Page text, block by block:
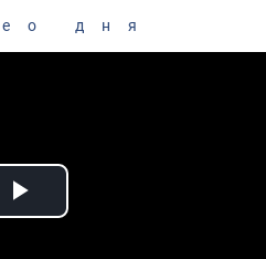
дня
Play Video